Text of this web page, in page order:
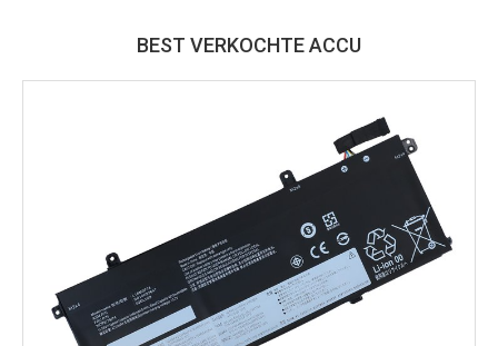
BEST VERKOCHTE ACCU